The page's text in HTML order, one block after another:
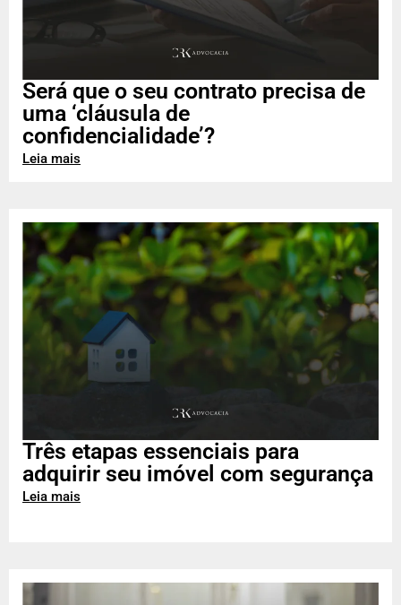
Será que o seu contrato precisa de
uma ‘cláusula de
confidencialidade’?
Leia mais
Três etapas essenciais para
adquirir seu imóvel com segurança
Leia mais